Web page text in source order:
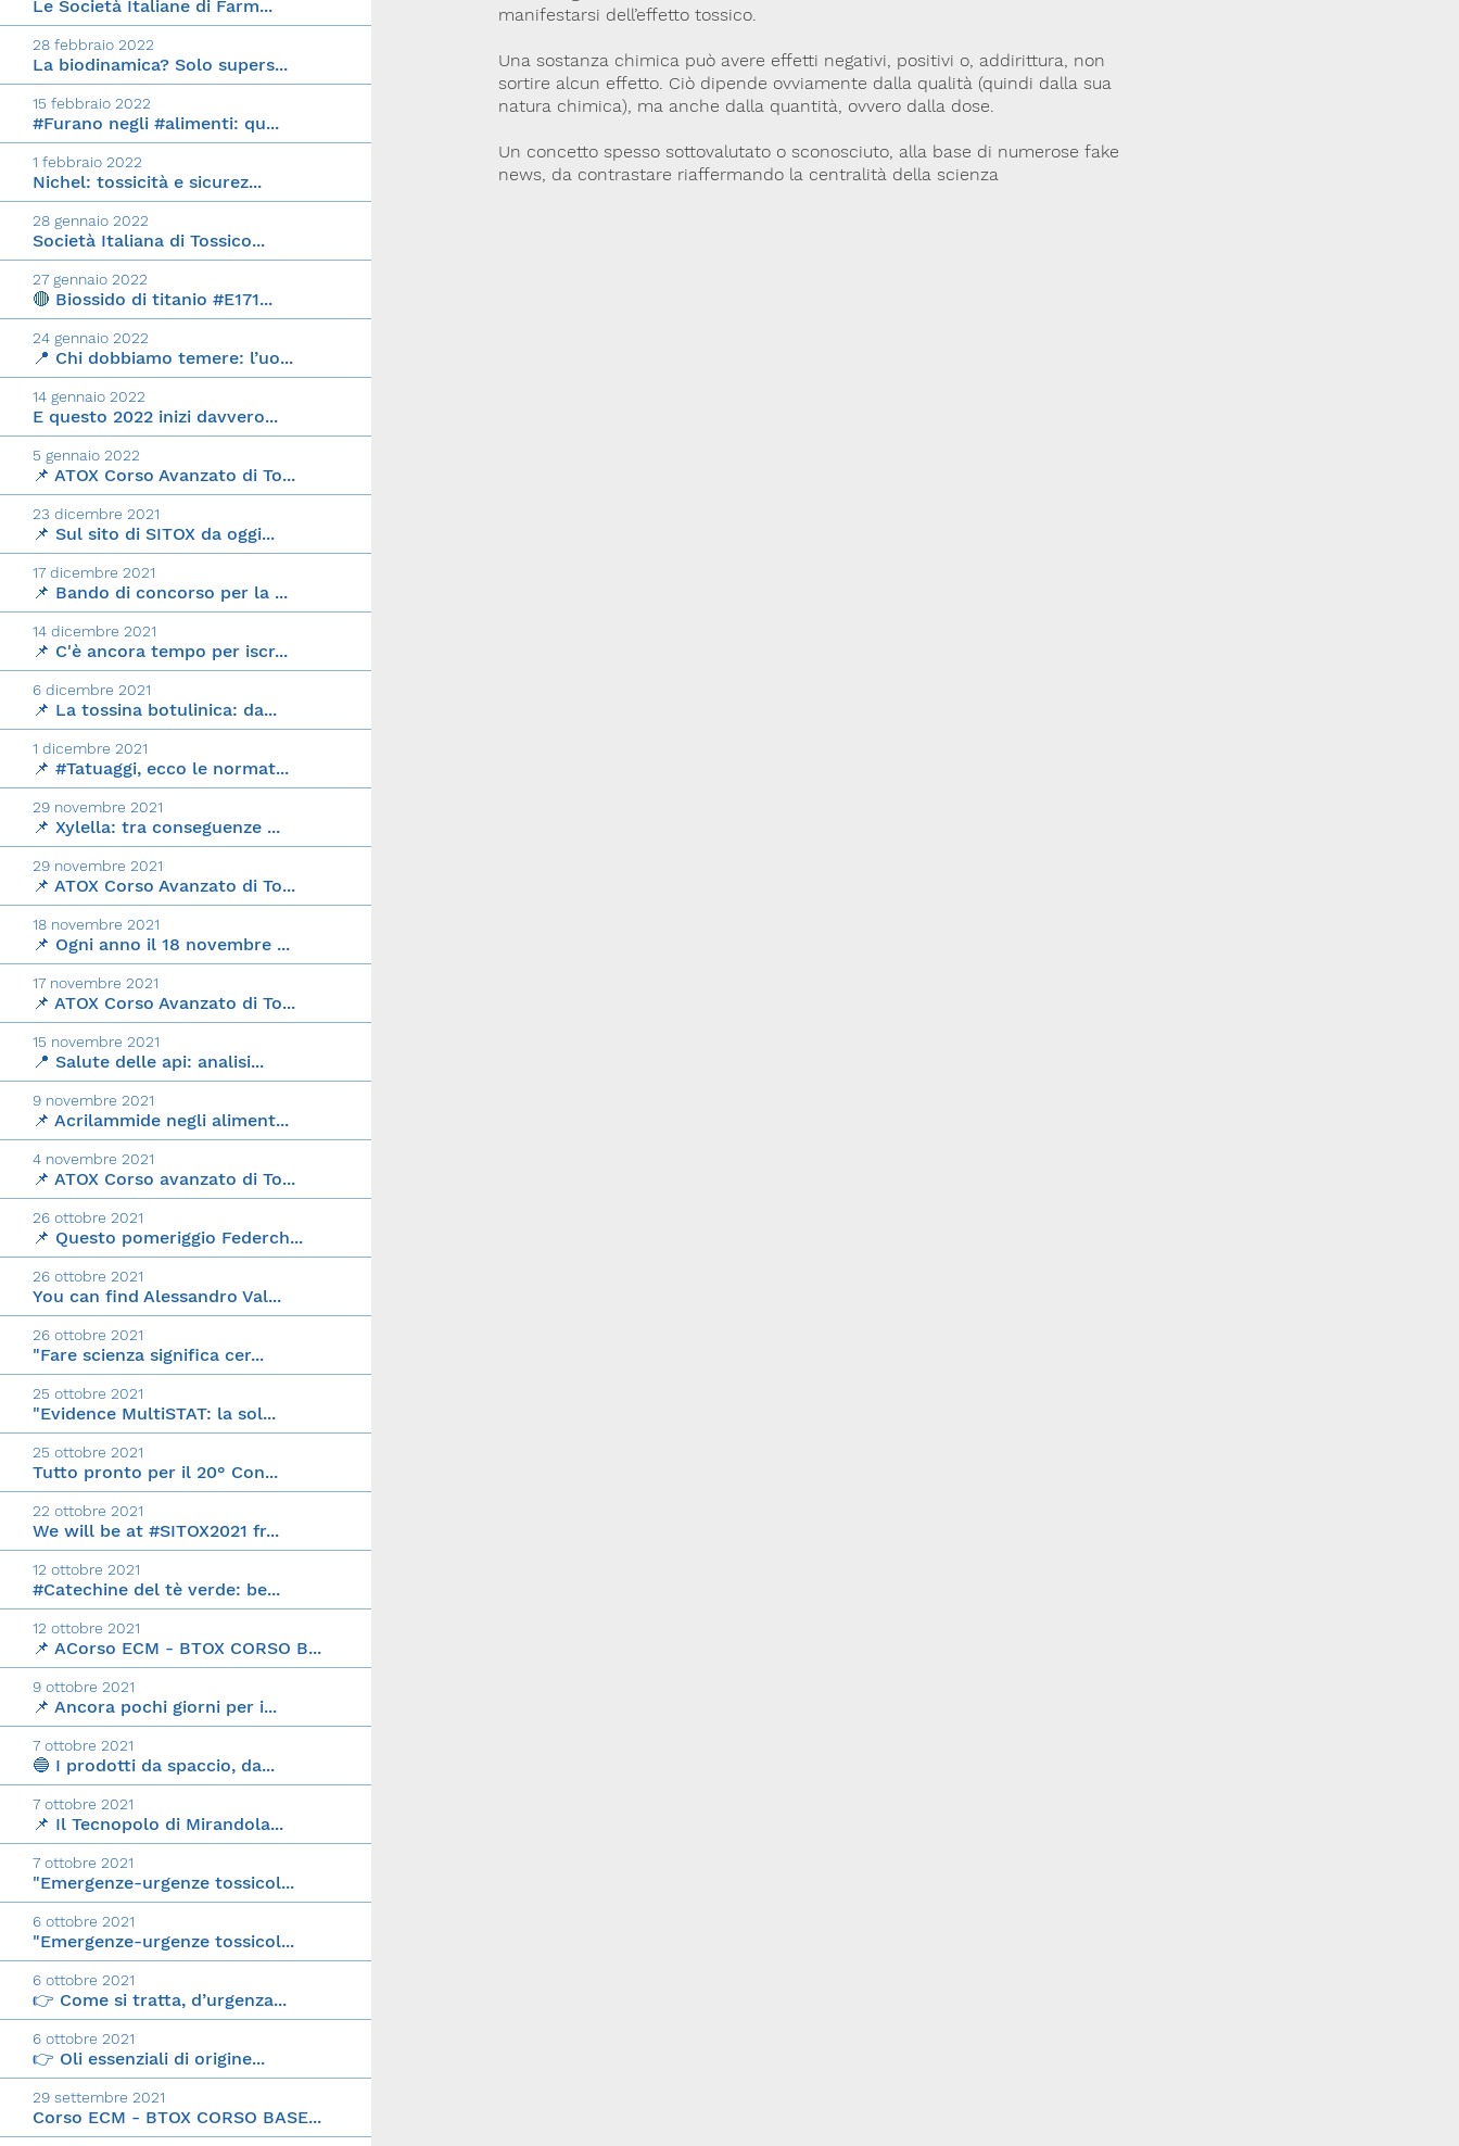
Le Società Italiane di Farm...
28 febbraio 2022
La biodinamica? Solo supers...
15 febbraio 2022
#Furano negli #alimenti: qu...
1 febbraio 2022
Nichel: tossicità e sicurez...
28 gennaio 2022
Società Italiana di Tossico...
27 gennaio 2022
🔴 Biossido di titanio #E171...
24 gennaio 2022
📍 Chi dobbiamo temere: l’uo...
14 gennaio 2022
E questo 2022 inizi davvero...
5 gennaio 2022
📌 ATOX Corso Avanzato di To...
23 dicembre 2021
📌 Sul sito di SITOX da oggi...
17 dicembre 2021
📌 Bando di concorso per la ...
14 dicembre 2021
📌 C'è ancora tempo per iscr...
6 dicembre 2021
📌 La tossina botulinica: da...
1 dicembre 2021
📌 #Tatuaggi, ecco le normat...
29 novembre 2021
📌 Xylella: tra conseguenze ...
29 novembre 2021
📌 ATOX Corso Avanzato di To...
18 novembre 2021
📌 Ogni anno il 18 novembre ...
17 novembre 2021
📌 ATOX Corso Avanzato di To...
15 novembre 2021
📍 Salute delle api: analisi...
9 novembre 2021
📌 Acrilammide negli aliment...
4 novembre 2021
📌 ATOX Corso avanzato di To...
26 ottobre 2021
📌 Questo pomeriggio Federch...
26 ottobre 2021
You can find Alessandro Val...
26 ottobre 2021
"Fare scienza significa cer...
25 ottobre 2021
"Evidence MultiSTAT: la sol...
25 ottobre 2021
Tutto pronto per il 20° Con...
22 ottobre 2021
We will be at #SITOX2021 fr...
12 ottobre 2021
#Catechine del tè verde: be...
12 ottobre 2021
📌 ACorso ECM - BTOX CORSO B...
9 ottobre 2021
📌 Ancora pochi giorni per i...
7 ottobre 2021
🔵 I prodotti da spaccio, da...
7 ottobre 2021
📌 Il Tecnopolo di Mirandola...
7 ottobre 2021
"Emergenze-urgenze tossicol...
6 ottobre 2021
"Emergenze-urgenze tossicol...
6 ottobre 2021
👉 Come si tratta, d’urgenza...
6 ottobre 2021
👉 Oli essenziali di origine...
29 settembre 2021
Corso ECM - BTOX CORSO BASE...
manifestarsi dell’effetto tossico.
Una sostanza chimica può avere effetti negativi, positivi o, addirittura, non
sortire alcun effetto. Ciò dipende ovviamente dalla qualità (quindi dalla sua
natura chimica), ma anche dalla quantità, ovvero dalla dose.
Un concetto spesso sottovalutato o sconosciuto, alla base di numerose fake
news, da contrastare riaffermando la centralità della scienza